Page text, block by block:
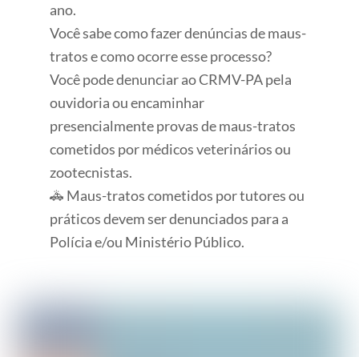
ano.
Você sabe como fazer denúncias de maus-
tratos e como ocorre esse processo?
Você pode denunciar ao CRMV-PA pela
ouvidoria ou encaminhar
presencialmente provas de maus-tratos
cometidos por médicos veterinários ou
zootecnistas.
🚓 Maus-tratos cometidos por tutores ou
práticos devem ser denunciados para a
Polícia e/ou Ministério Público.